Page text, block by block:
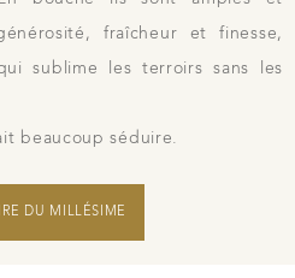
fraîcheur et finesse,
sublime les terroirs sans les
beaucoup séduire.
DU MILLÉSIME